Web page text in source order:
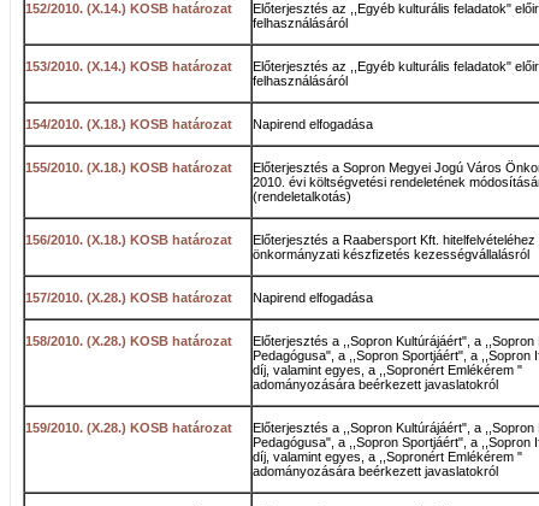
152/2010. (X.14.) KOSB határozat
Előterjesztés az ,,Egyéb kulturális feladatok"
felhasználásáról
153/2010. (X.14.) KOSB határozat
Előterjesztés az ,,Egyéb kulturális feladatok"
felhasználásáról
154/2010. (X.18.) KOSB határozat Napirend elfogadása
155/2010. (X.18.) KOSB határozat
Előterjesztés a Sopron Megyei Jogú Város
2010. évi költségvetési rendeletének
(rendeletalkotás)
156/2010. (X.18.) KOSB határozat
Előterjesztés a Raabersport Kft.
önkormányzati készfizetés kezességvállalásról
157/2010. (X.28.) KOSB határozat Napirend elfogadása
158/2010. (X.28.) KOSB határozat
Előterjesztés a ,,Sopron Kultúrájáért", a ,,Sopron
Pedagógusa", a ,,Sopron Sportjáért", a ,,Sopron
díj, valamint egyes, a ,,Sopronért Emlékérem "
adományozására beérkezett javaslatokról
159/2010. (X.28.) KOSB határozat
Előterjesztés a ,,Sopron Kultúrájáért", a ,,Sopron
Pedagógusa", a ,,Sopron Sportjáért", a ,,Sopron
díj, valamint egyes, a ,,Sopronért Emlékérem "
adományozására beérkezett javaslatokról